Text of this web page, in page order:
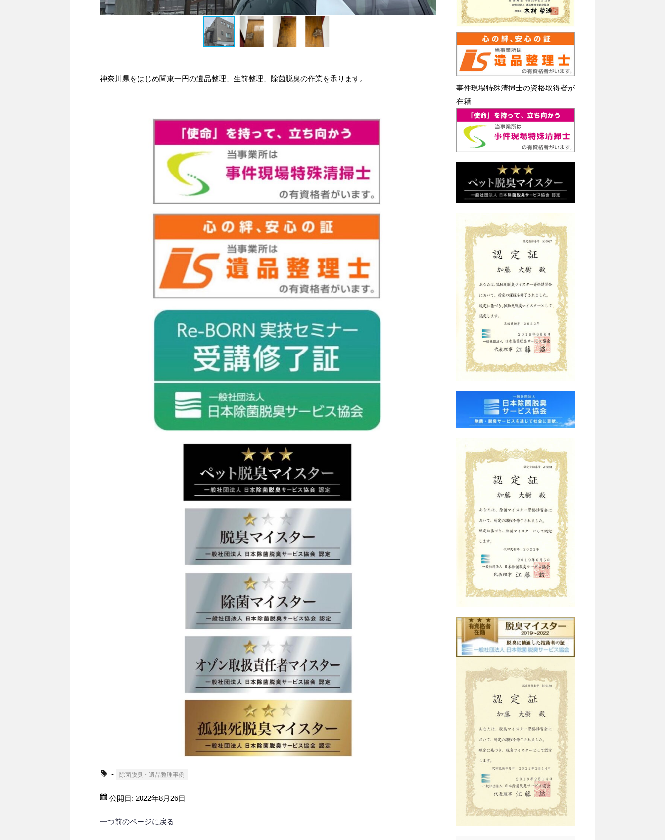
神奈川県をはじめ関東一円の遺品整理、生前整理、除菌脱臭の作業を承ります。
- 除菌脱臭・遺品整理事例
公開日: 2022年8月26日
一つ前のページに戻る
事件現場特殊清掃士の資格取得者が
在籍